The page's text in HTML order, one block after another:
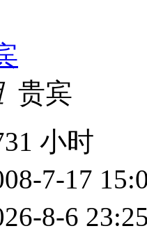
贵宾
小时
7-17
8-6